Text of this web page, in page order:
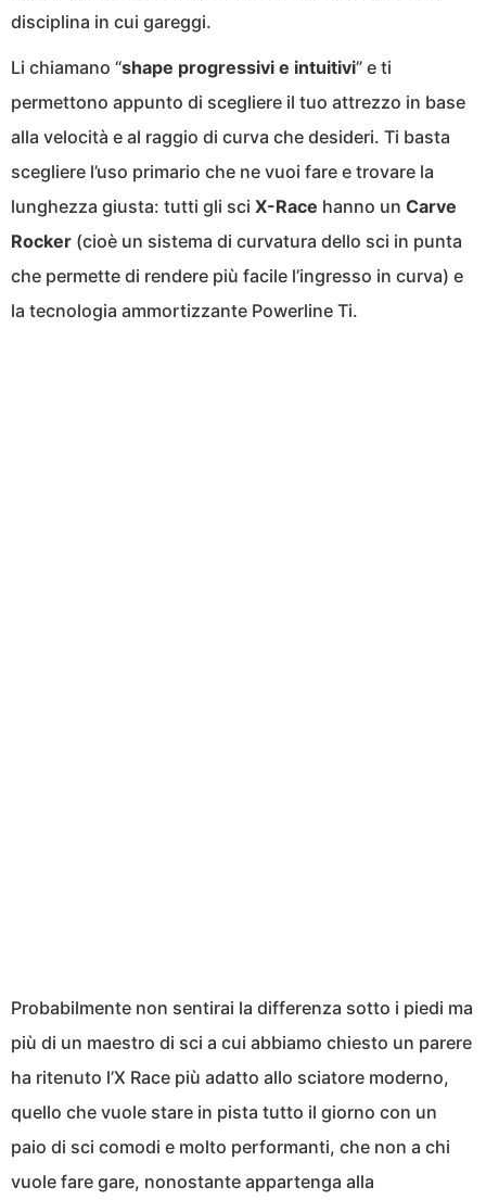
disciplina in cui gareggi.
Li chiamano “shape progressivi e intuitivi” e ti
permettono appunto di scegliere il tuo attrezzo in base
alla velocità e al raggio di curva che desideri. Ti basta
scegliere l’uso primario che ne vuoi fare e trovare la
lunghezza giusta: tutti gli sci X-Race hanno un Carve
Rocker (cioè un sistema di curvatura dello sci in punta
che permette di rendere più facile l’ingresso in curva) e
la tecnologia ammortizzante Powerline Ti.
Probabilmente non sentirai la differenza sotto i piedi ma
più di un maestro di sci a cui abbiamo chiesto un parere
ha ritenuto l’X Race più adatto allo sciatore moderno,
quello che vuole stare in pista tutto il giorno con un
paio di sci comodi e molto performanti, che non a chi
vuole fare gare, nonostante appartenga alla